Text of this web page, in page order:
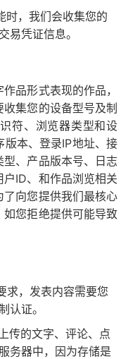
时，我们会收集您的
易凭证信息。
品形式表现的作品，
集您的设备型号及制
符、浏览器类型和设
版本、登录IP地址、接
、产品版本号、日志
ID、和作品浏览相关
向您提供我们最核心
您拒绝提供可能导致
求，发表内容需要您
认证。
传的文字、评论、点
务器中，因为存储是